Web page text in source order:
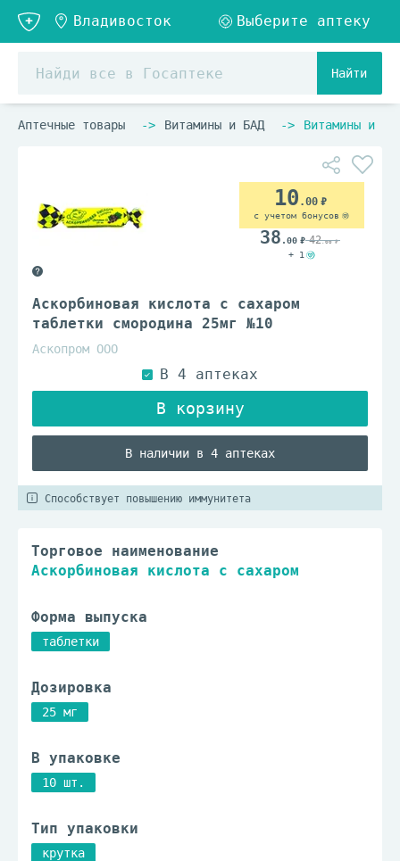
Найти
Аптечные товары Витамины и БАД Витамины и
Аскорбиновая кислота с сахаром
таблетки смородина 25мг №10
Аскопром ООО
В наличии в 4 аптеках
10 .00
с учетом бонусов
38 .00 42.00
+ 1
Способствует повышению иммунитета
Торговое наименование
Аскорбиновая кислота с сахаром
Форма выпуска
таблетки
Дозировка
25 мг
В упаковке
10 шт.
Тип упаковки
крутка